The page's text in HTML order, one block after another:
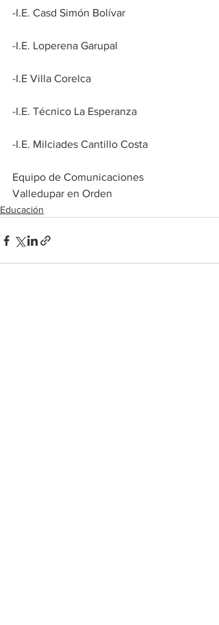
-I.E. Casd Simón Bolívar
-I.E. Loperena Garupal
-I.E Villa Corelca
-I.E. Técnico La Esperanza
-I.E. Milciades Cantillo Costa
Equipo de Comunicaciones
Valledupar en Orden
Educación